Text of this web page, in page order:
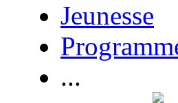
Jeunesse
...